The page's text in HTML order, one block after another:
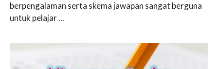
berpengalaman serta skema jawapan sangat berguna
untuk pelajar ...